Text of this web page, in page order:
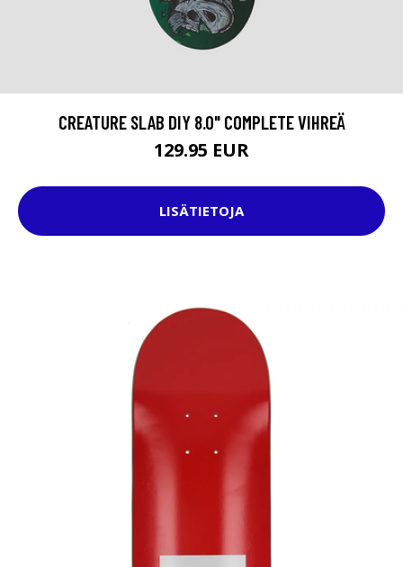
CREATURE SLAB DIY 8.0" COMPLETE VIHREÄ
129.95 EUR
LISÄTIETOJA